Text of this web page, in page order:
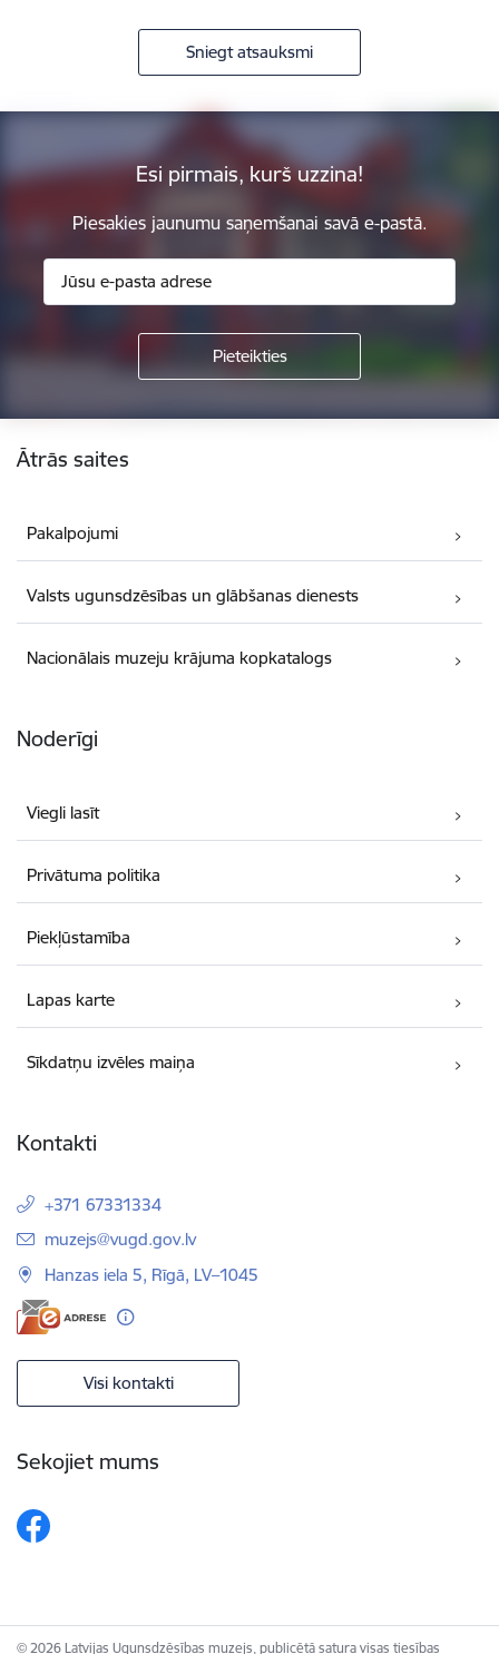
Sniegt atsauksmi
Esi pirmais, kurš uzzina!
Piesakies jaunumu saņemšanai savā e-pastā.
Ātrās saites
Pakalpojumi
Valsts ugunsdzēsības un glābšanas dienests
Nacionālais muzeju krājuma kopkatalogs
Noderīgi
Viegli lasīt
Privātuma politika
Piekļūstamība
Lapas karte
Sīkdatņu izvēles maiņa
Kontakti
+371 67331334
E-pasts:
muzejs@vugd.gov.lv
Hanzas iela 5, Rīgā, LV–1045
Visi kontakti
Sekojiet mums
© 2026 Latvijas Ugunsdzēsības muzejs, publicētā satura visas tiesības